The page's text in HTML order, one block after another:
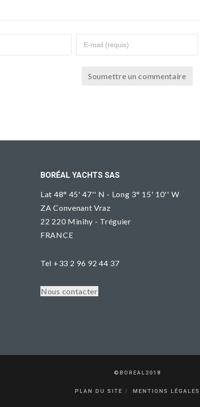
BORÉAL YACHTS SAS
Lat 48° 45' 47'' N - Long 3° 15' 10'' W
ZA Convenant Vraz
22 220 Minihy - Tréguier
FRANCE
Tel +33 2 96 92 44 37
Nous contacter
©BOREAL2018
PLAN DU SITE MENTIONS LÉGALES